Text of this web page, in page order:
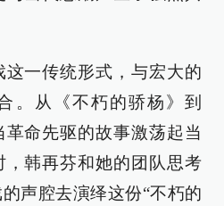
一传统形式，与宏大的
。从《不朽的骄杨》到
革命先驱的故事激荡起当
韩再芬和她的团队思考
声腔去演绎这份“不朽的